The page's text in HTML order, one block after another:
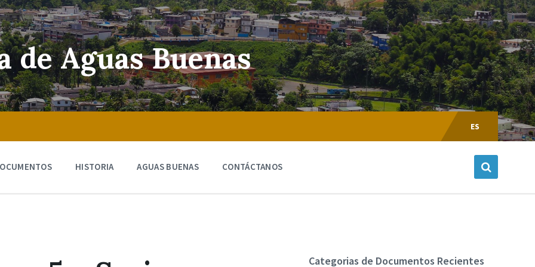
de Aguas Buenas
Escoger
Lenguaje:
ES
HISTORIA AGUAS BUENAS CONTÁCTANOS
Categorias de Documentos Recientes